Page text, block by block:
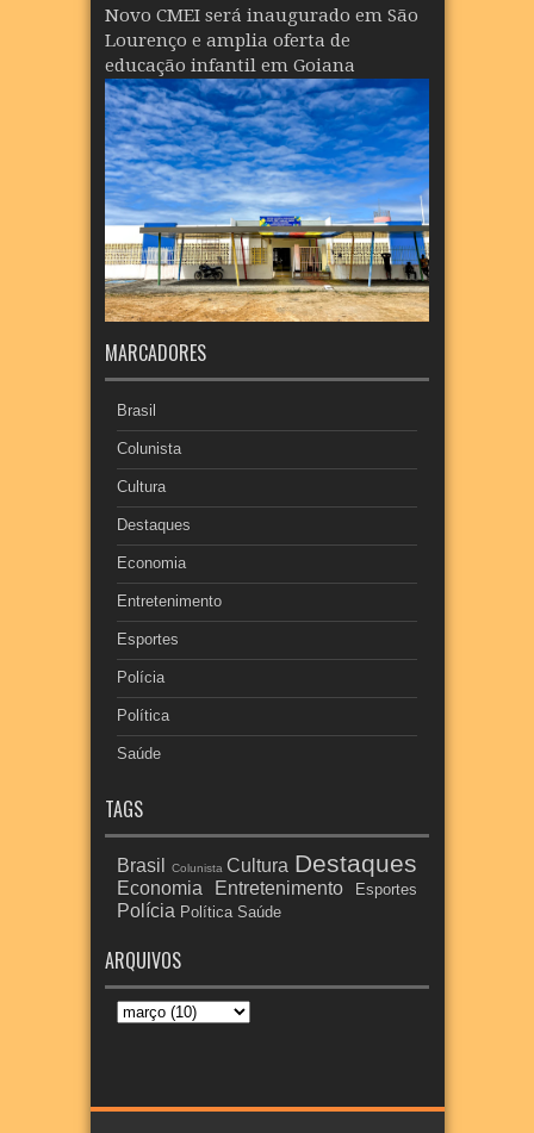
Novo CMEI será inaugurado em São
Lourenço e amplia oferta de
educação infantil em Goiana
MARCADORES
Brasil
Colunista
Cultura
Destaques
Economia
Entretenimento
Esportes
Polícia
Política
Saúde
TAGS
Brasil Colunista Cultura Destaques
Economia Entretenimento Esportes
Polícia Política Saúde
ARQUIVOS